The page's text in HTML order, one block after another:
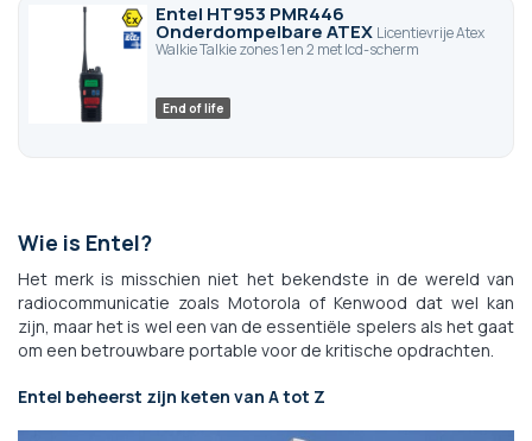
Entel HT953 PMR446
Onderdompelbare ATEX Licentievrije Atex
Walkie Talkie zones 1 en 2 met lcd-scherm
End of life
Wie is Entel?
Het merk is misschien niet het bekendste in de wereld van
radiocommunicatie zoals Motorola of Kenwood dat wel kan
zijn, maar het is wel een van de essentiële spelers als het gaat
om een betrouwbare portable voor de kritische opdrachten.
Entel beheerst zijn keten van A tot Z